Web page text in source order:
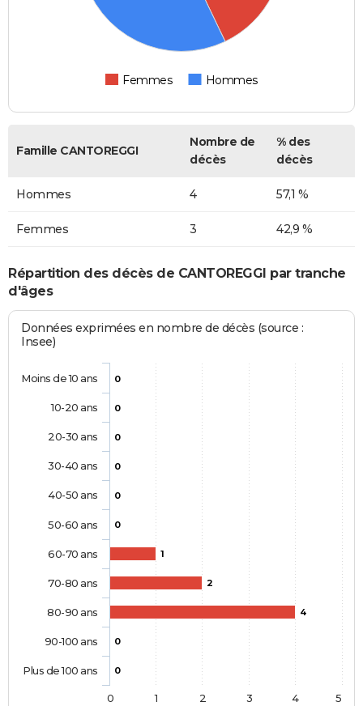
Femmes Hommes
Famille CANTOREGGI
Nombre de
décès
% des
décès
Hommes 4 57,1 %
Femmes 3 42,9 %
Répartition des décès de CANTOREGGI par tranche
d'âges
Données exprimées en nombre de décès (source :
Insee)
0
0
0
0
0
0
1
2
4
0
0
Moins de 10 ans
10-20 ans
20-30 ans
30-40 ans
40-50 ans
50-60 ans
60-70 ans
70-80 ans
80-90 ans
90-100 ans
Plus de 100 ans
0 1 2 3 4 5